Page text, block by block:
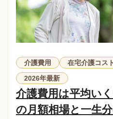
介護費用 在宅介護コスト
2026年最新
介護費用は平均い
の月額相場と一生